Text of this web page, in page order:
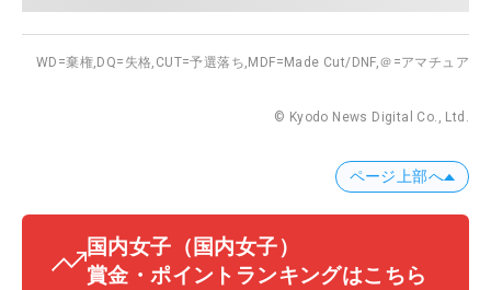
WD=棄権, DQ=失格, CUT=予選落ち, MDF=Made Cut/DNF,＠=アマチュア
© Kyodo News Digital Co., Ltd.
ページ上部へ
国内女子 （国内女子）
賞金・ポイントランキングはこちら